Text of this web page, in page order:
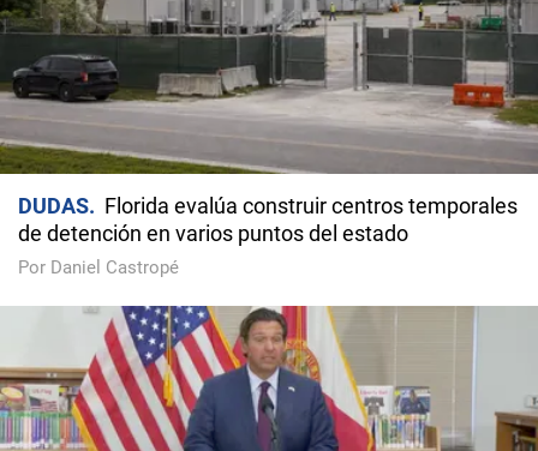
DUDAS
Florida evalúa construir centros temporales
de detención en varios puntos del estado
Por Daniel Castropé